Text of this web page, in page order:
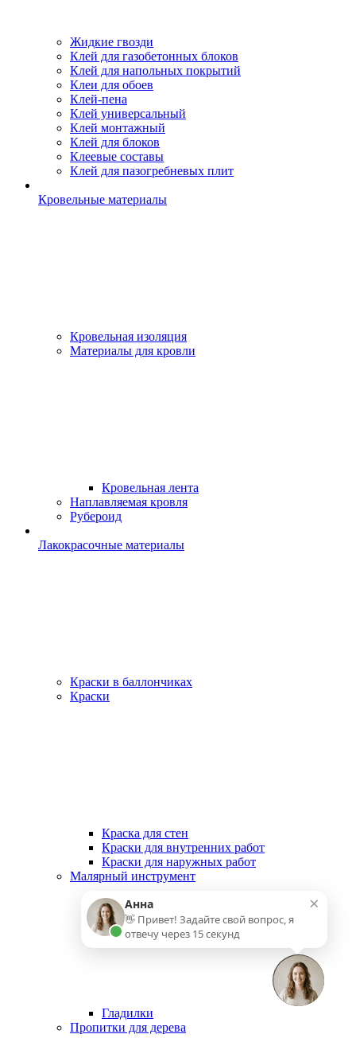
Жидкие гвозди
Клей для газобетонных блоков
Клей для напольных покрытий
Клеи для обоев
Клей-пена
Клей универсальный
Клей монтажный
Клей для блоков
Клеевые составы
Клей для пазогребневых плит
Кровельные материалы
Кровельная изоляция
Материалы для кровли
Кровельная лента
Наплавляемая кровля
Рубероид
Лакокрасочные материалы
Краски в баллончиках
Краски
Краска для стен
Краски для внутренних работ
Краски для наружных работ
Малярный инструмент
Гладилки
Пропитки для дерева
×
Анна
👋 Привет! Задайте свой вопрос, я
отвечу через 15 секунд